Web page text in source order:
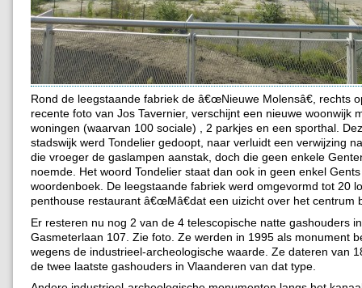
Rond de leegstaande fabriek de â€œNieuwe Molensâ€, rechts
recente foto van Jos Tavernier, verschijnt een nieuwe woonwijk
woningen (waarvan 100 sociale) , 2 parkjes en een sporthal.
stadswijk werd Tondelier gedoopt, naar verluidt een verwijzing
die vroeger de gaslampen aanstak, doch die geen enkele
noemde. Het woord Tondelier staat dan ook in geen enkel Gents
woordenboek. De leegstaande fabriek werd omgevormd tot 20
penthouse restaurant â€œMâ€dat een uizicht over het centrum
Er resteren nu nog 2 van de 4 telescopische natte gashouders
Gasmeterlaan 107. Zie foto. Ze werden in 1995 als monument
wegens de industrieel-archeologische waarde. Ze dateren van
de twee laatste gashouders in Vlaanderen van dat type.